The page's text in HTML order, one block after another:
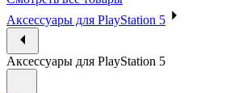
Аксессуары для PlayStation 5
Аксессуары для PlayStation 5